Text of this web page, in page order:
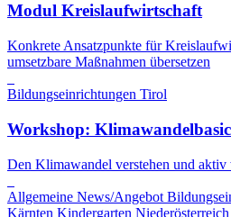
Modul Kreislaufwirtschaft
Konkrete Ansatzpunkte für
umsetzbare Maßnahmen übersetzen
Bildungseinrichtungen Tirol
Workshop:
Den Klimawandel verstehen und aktiv
Allgemeine News/Angebot
Kärnten Kindergarten Niederösterreich